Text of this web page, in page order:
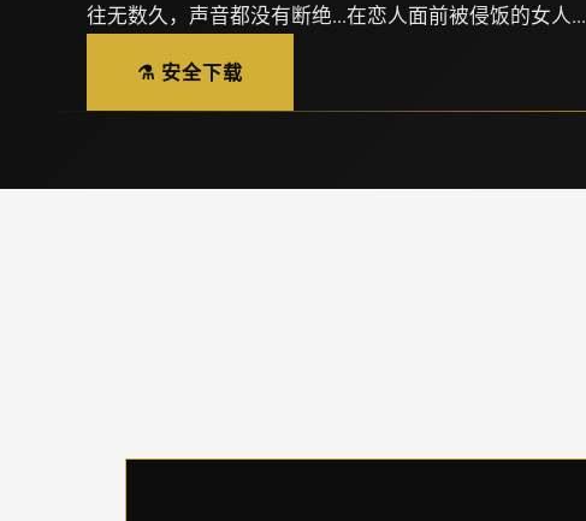
往无数久，声音都没有断绝...在恋人面前被侵饭的女人...
⚗️ 安全下载